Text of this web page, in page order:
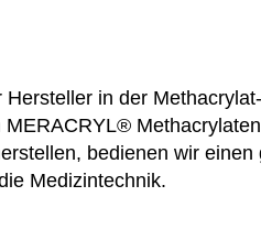
in der
bedienen wir
Medizintechnik.